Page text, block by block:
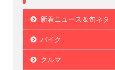
新着ニュース＆旬ネタ
バイク
クルマ